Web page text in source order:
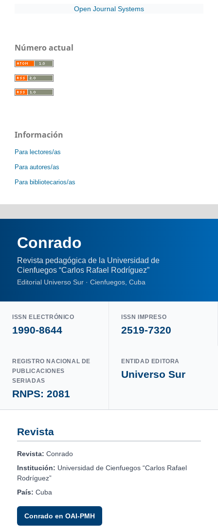
Open Journal Systems
Número actual
Información
Para lectores/as
Para autores/as
Para bibliotecarios/as
Conrado
Revista pedagógica de la Universidad de
Cienfuegos “Carlos Rafael Rodríguez”
Editorial Universo Sur · Cienfuegos, Cuba
ISSN ELECTRÓNICO
1990-8644
ISSN IMPRESO
2519-7320
REGISTRO NACIONAL DE
PUBLICACIONES
SERIADAS
RNPS: 2081
ENTIDAD EDITORA
Universo Sur
Revista
Revista: Conrado
Institución: Universidad de Cienfuegos “Carlos Rafael
Rodríguez”
País: Cuba
Conrado en OAI-PMH